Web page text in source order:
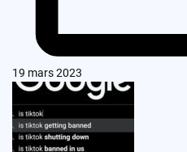
19 mars 2023